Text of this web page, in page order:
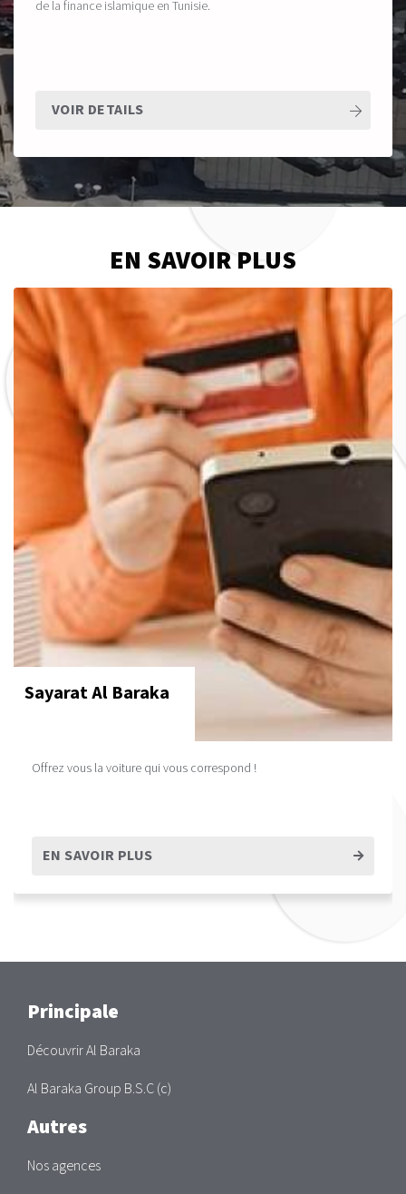
de la finance islamique en Tunisie.
VOIR DETAILS
EN SAVOIR PLUS
Sayarat Al Baraka
Offrez vous la voiture qui vous correspond !
EN SAVOIR PLUS
Main
Principale
Découvrir Al Baraka
Al Baraka Group B.S.C (c)
Autres
Nos agences